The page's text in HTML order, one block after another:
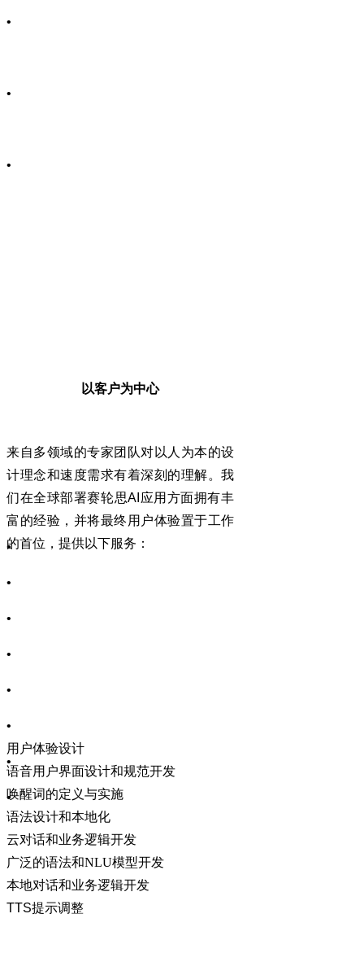
•
•
•
以客户为中心
来自多领域的专家团队对以人为本的设
计理念和速度需求有着深刻的理解。我
们在全球部署赛轮思AI 应用方面拥有丰
富的经验，并将最终用户体验置于工作
的首位，提供以下服务：
•
•
•
•
•
•
•
•
用户体验设计
语音用户界面设计和规范开发
唤醒词的定义与实施
语法设计和本地化
云对话和业务逻辑开发
广泛的语法和NLU模型开发
本地对话和业务逻辑开发
TTS提示调整